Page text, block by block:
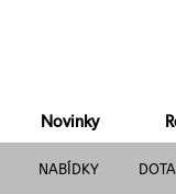
Novinky
NABÍDKY